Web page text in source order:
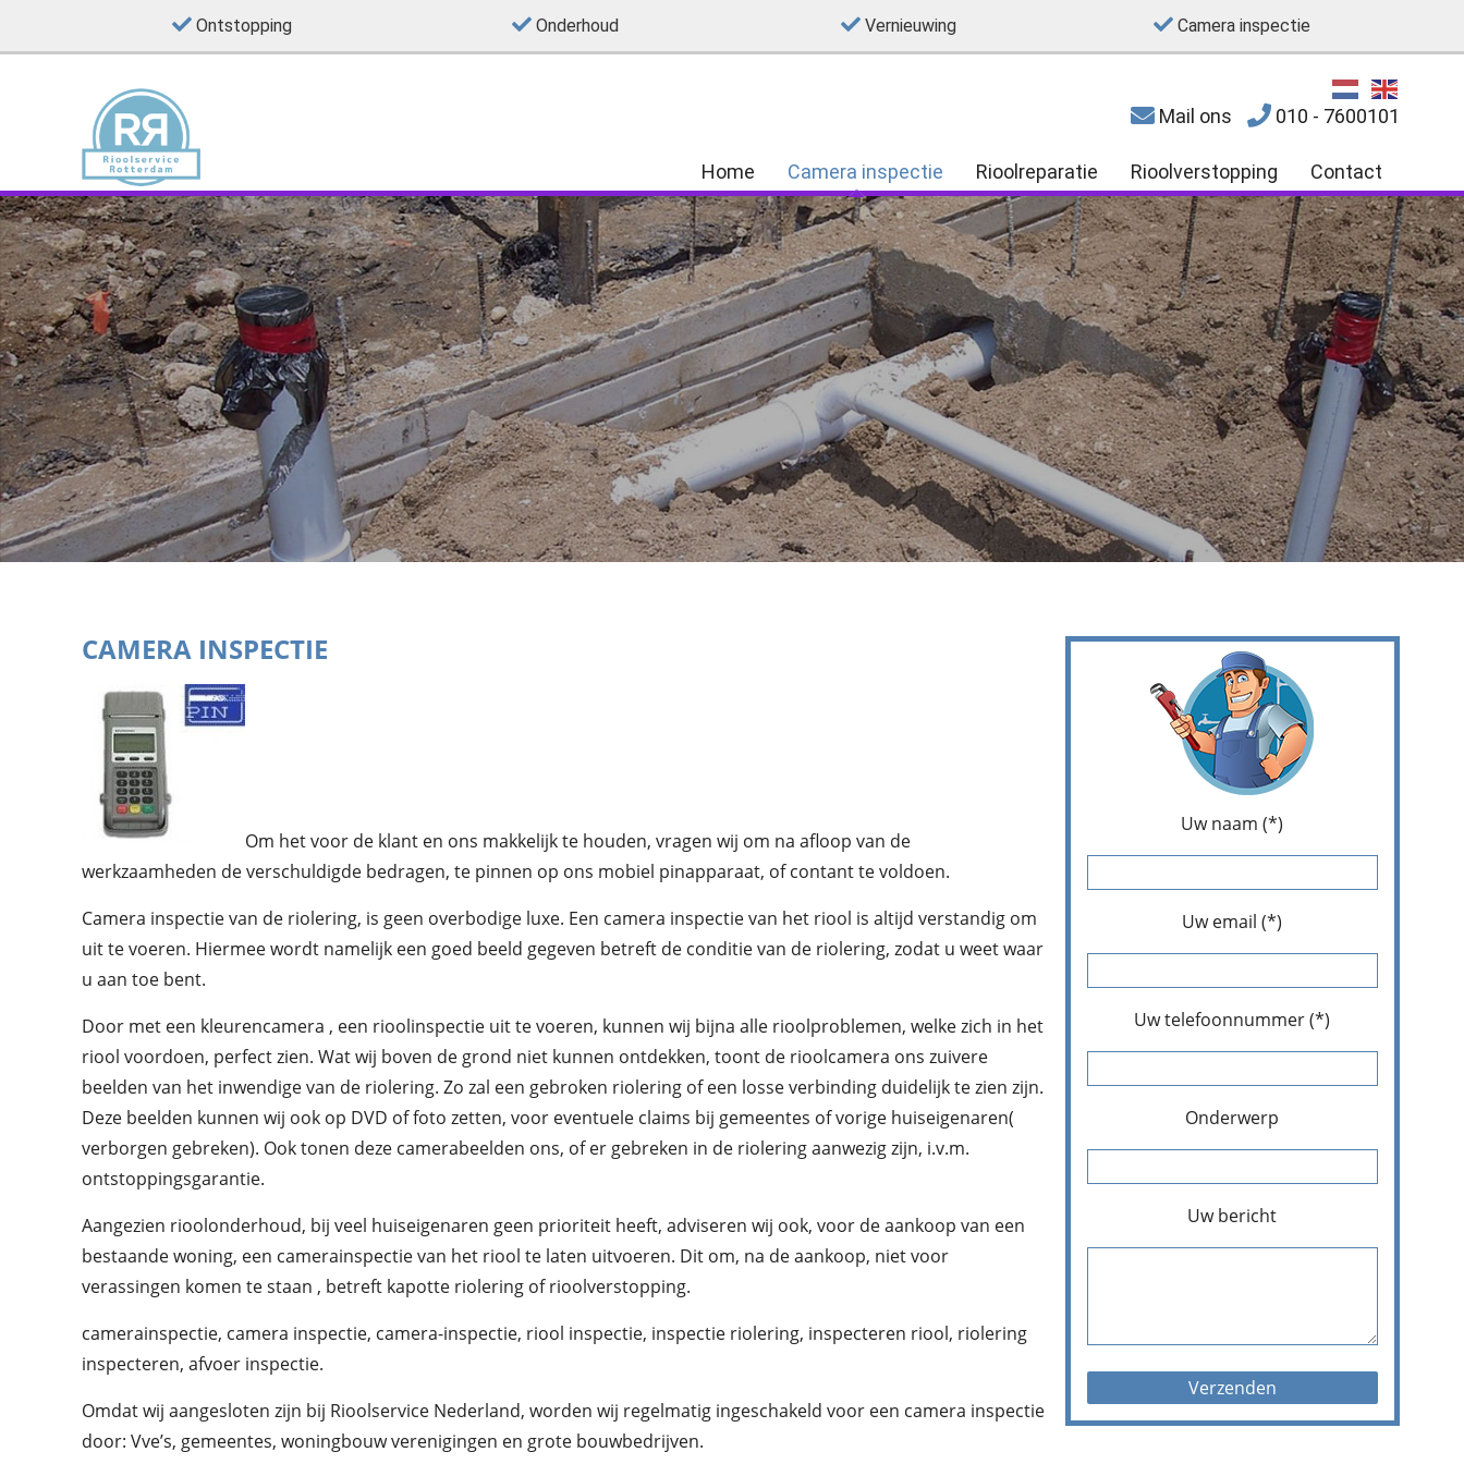
Ontstopping Onderhoud Vernieuwing Camera inspectie
Mail ons 010 - 7600101
Home Camera inspectie Rioolreparatie Rioolverstopping Contact
CAMERA INSPECTIE
Om het voor de klant en ons makkelijk te houden, vragen wij om na afloop van de
werkzaamheden de verschuldigde bedragen, te pinnen op ons mobiel pinapparaat, of contant te voldoen.
Camera inspectie van de riolering, is geen overbodige luxe. Een camera inspectie van het riool is altijd verstandig om
uit te voeren. Hiermee wordt namelijk een goed beeld gegeven betreft de conditie van de riolering, zodat u weet waar
u aan toe bent.
Door met een kleurencamera , een rioolinspectie uit te voeren, kunnen wij bijna alle rioolproblemen, welke zich in het
riool voordoen, perfect zien. Wat wij boven de grond niet kunnen ontdekken, toont de rioolcamera ons zuivere
beelden van het inwendige van de riolering. Zo zal een gebroken riolering of een losse verbinding duidelijk te zien zijn.
Deze beelden kunnen wij ook op DVD of foto zetten, voor eventuele claims bij gemeentes of vorige huiseigenaren(
verborgen gebreken). Ook tonen deze camerabeelden ons, of er gebreken in de riolering aanwezig zijn, i.v.m.
ontstoppingsgarantie.
Aangezien rioolonderhoud, bij veel huiseigenaren geen prioriteit heeft, adviseren wij ook, voor de aankoop van een
bestaande woning, een camerainspectie van het riool te laten uitvoeren. Dit om, na de aankoop, niet voor
verassingen komen te staan , betreft kapotte riolering of rioolverstopping.
camerainspectie, camera inspectie, camera-inspectie, riool inspectie, inspectie riolering, inspecteren riool, riolering
inspecteren, afvoer inspectie.
Omdat wij aangesloten zijn bij Rioolservice Nederland, worden wij regelmatig ingeschakeld voor een camera inspectie
door: Vve’s, gemeentes, woningbouw verenigingen en grote bouwbedrijven.
Uw naam (*)
Uw email (*)
Uw telefoonnummer (*)
Onderwerp
Uw bericht